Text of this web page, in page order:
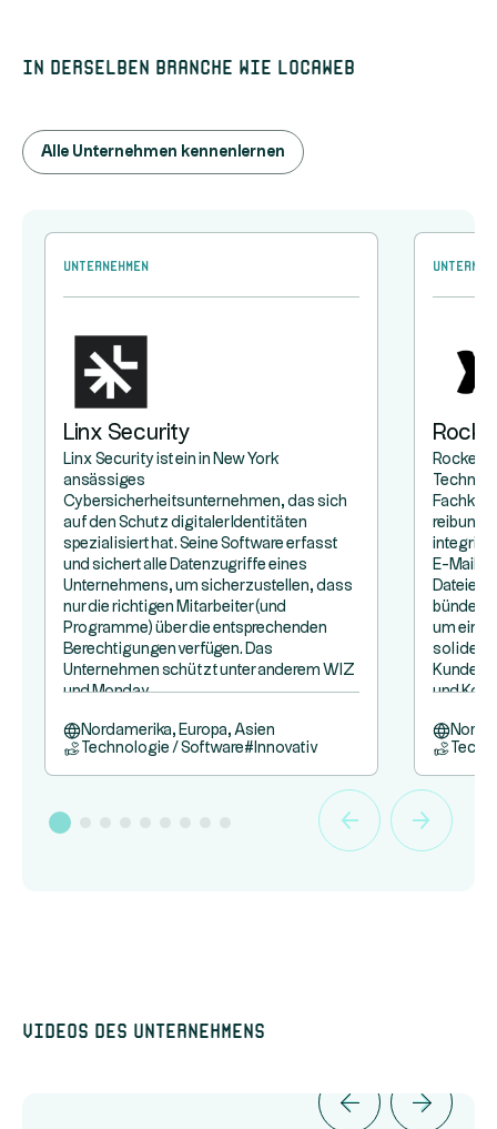
In derselben Branche wie Locaweb
Alle Unternehmen kennenlernen
Unternehmen
Linx Security
Linx Security ist ein in New York
ansässiges
Cybersicherheitsunternehmen, das sich
auf den Schutz digitaler Identitäten
spezialisiert hat. Seine Software erfasst
und sichert alle Datenzugriffe eines
Unternehmens, um sicherzustellen, dass
nur die richtigen Mitarbeiter (und
Programme) über die entsprechenden
Berechtigungen verfügen. Das
Unternehmen schützt unter anderem WIZ
und Monday.
Nordamerika, Europa, Asien
Technologie / Software# Innovativ
E-Mail-
Dateien:
bündelt
um eine
soliden
Kunden
und
Videos des Unternehmens